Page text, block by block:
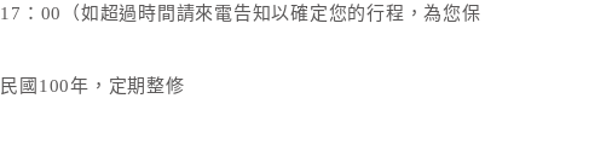
17：00（如超過時間請來電告知以確定您的行程，為您保
民國100年，定期整修